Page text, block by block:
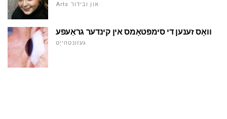
Arts און ובידור
וואָס זענען די סימפּטאָמס אין קינדער גראַעפע
געזונטהייַט